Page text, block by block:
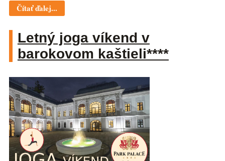
Čítať ďalej...
Letný joga víkend v
barokovom kaštieli****